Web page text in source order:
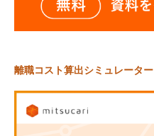
離職コスト算出シミュレーター